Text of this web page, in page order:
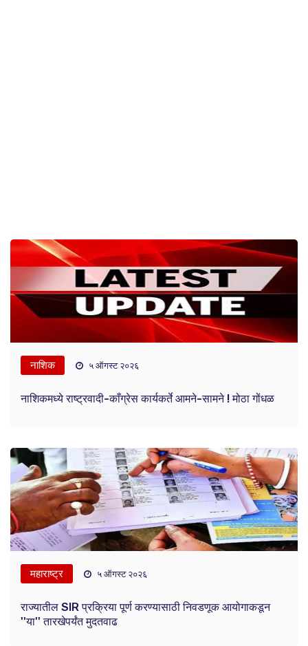
नाशिक ५ ऑगस्ट २०२६
नाशिकमध्ये राष्ट्रवादी-काँग्रेस कार्यकर्ते आमने-सामने ! मोठा गोंधळ
महाराष्ट्र ५ ऑगस्ट २०२६
राज्यातील SIR प्रक्रिया पूर्ण करण्यासाठी निवडणूक आयोगाकडून
''या'' तारखेपर्यंत मुदतवाढ